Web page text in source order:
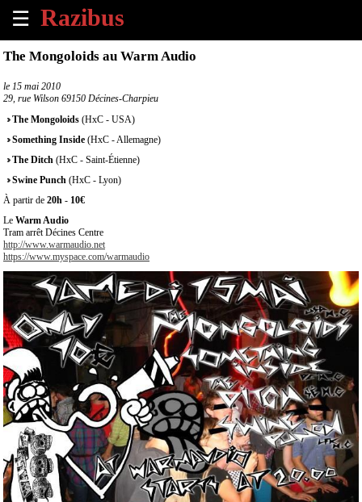
☰
×
Tous
évènements
à
venir
un
évènement
Contact
À
propos
The Mongoloids au Warm Audio
le 15 mai 2010
29, rue Wilson 69150 Décines-Charpieu
The Mongoloids (HxC - USA)
Something Inside (HxC - Allemagne)
The Ditch (HxC - Saint-Étienne)
Swine Punch (HxC - Lyon)
À partir de 20h - 10€
Le Warm Audio
Tram arrêt Décines Centre
http://www.warmaudio.net
https://www.myspace.com/warmaudio